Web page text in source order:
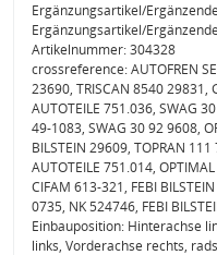
Ergänzungsartikel/
Ergänzungsartikel/
Artikelnummer: 304328
crossreference: AUTOFREN
23690, TRISCAN 8540 29831,
AUTOTEILE 751.036, SWAG
49-1083, SWAG 30 92 9608,
BILSTEIN 29609, TOPRAN
AUTOTEILE 751.014,
CIFAM 613-321, FEBI
0735, NK 524746, FEBI
Einbauposition: Hinterachse
links, Vorderachse rechts,